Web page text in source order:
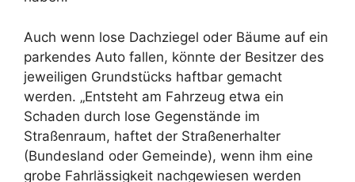
Auch wenn lose Dachziegel oder Bäume auf ein
parkendes Auto fallen, könnte der Besitzer des
jeweiligen Grundstücks haftbar gemacht
werden. „Entsteht am Fahrzeug etwa ein
Schaden durch lose Gegenstände im
Straßenraum, haftet der Straßenerhalter
(Bundesland oder Gemeinde), wenn ihm eine
grobe Fahrlässigkeit nachgewiesen werden